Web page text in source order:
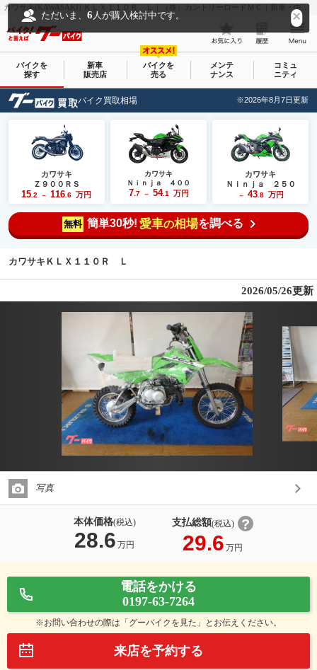
カワサキ(KAWASAKI) ＫＬＸ１１０Ｒ Ｌ｜（株）カントリーロードＭＣ｜新車・中古バイクなら【グーバイク(GooBike)】
ただいま、6 人が購入検討中です。
バイクを
探す
新車
販売店
バイクを
売る
メンテ
ナンス
コミュ
ニティ
バイク買取相場 ※2026年8月7日更新
カワサキ
Ｚ９００ＲＳ
15 .2 ～ 116 .6 万円
カワサキ
Ｎｉｎｊａ ４００
7.7 ～ 54.1 万円
カワサキ
Ｎｉｎｊａ ２５０
～ 43.8 万円
無料 簡単30秒! 愛車の相場を調べる
カワサキＫＬＸ１１０Ｒ Ｌ
2026/05/26更新
写真
本体価格(税込)
28.6 万円
支払総額(税込)
29.6 万円
電話をかける
0197-63-7264
※お問い合わせの際は「グーバイクを見た」とお伝えください。
来店を予約する